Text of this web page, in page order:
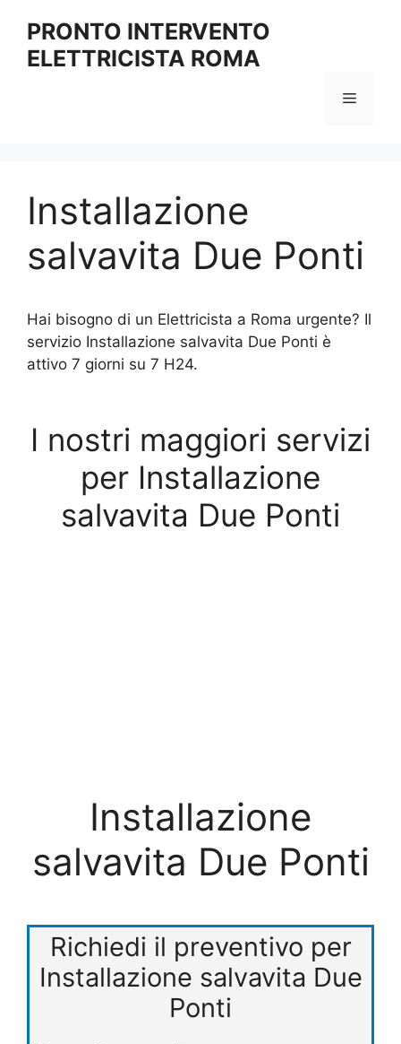
contenuto
PRONTO INTERVENTO
ELETTRICISTA ROMA
Menu
Installazione
salvavita Due Ponti
Hai bisogno di un Elettricista a Roma urgente? Il
servizio Installazione salvavita Due Ponti è
attivo 7 giorni su 7 H24.
I nostri maggiori servizi
per Installazione
salvavita Due Ponti
Installazione
salvavita Due Ponti
Richiedi il preventivo per
Installazione salvavita Due
Ponti